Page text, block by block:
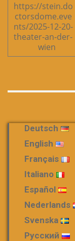
https://stein.do
ctorsdome.eve
nts/2025-12-20-
theater-an-der-
wien
Deutsch
English
Français
Italiano
Español
Nederlands
Svenska
Русский